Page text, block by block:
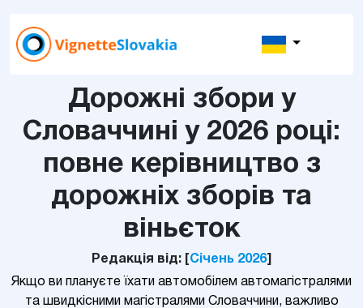
Дорожні збори у
Словаччині у 2026 році:
повне керівництво з
дорожніх зборів та
віньєток
Редакція від: [ Січень 2026]
Якщо ви плануєте їхати автомобілем автомагістралями
та швидкісними магістралями Словаччини, важливо